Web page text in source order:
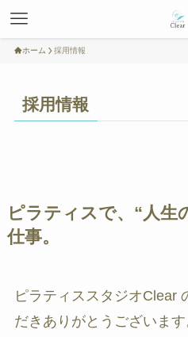
ホーム 採用情報
採用情報
ピラティスで、“人生
仕事。
ピラティススタジオClear
だきありがとうございます